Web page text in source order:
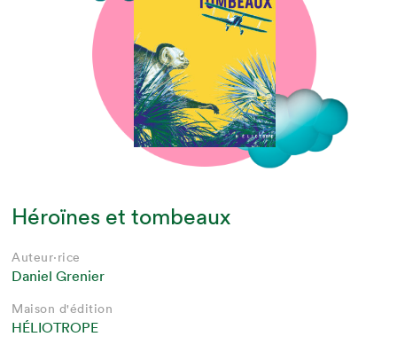
Héroïnes et tombeaux
Auteur·rice
Daniel Grenier
Maison d'édition
HÉLIOTROPE